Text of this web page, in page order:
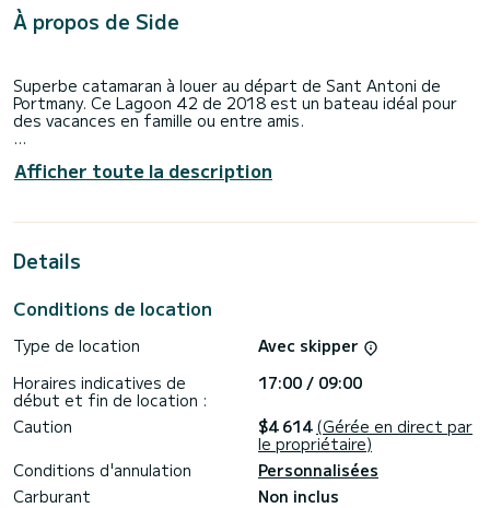
À propos de Side
Superbe catamaran à louer au départ de Sant Antoni de
Portmany. Ce Lagoon 42 de 2018 est un bateau idéal pour
des vacances en famille ou entre amis.
capacité d'embarcation de personnes. Avec une longueur
de Sant Antoni de Portmany
Pour votre confort, Side possède de 3 toilettes avec
Ce bateau est équipé d'une Grand voile lattée et d'un
équipements suivants : Pilote automatique, Moteur
Dessalinisateur, Climatisation, Winch électrique.
Les demandes de réservation et devis sont gérées
directement pas SamBoat. Vous obtiendrez les meilleurs prix
Afficher toute la description
Details
Conditions de location
Type de location
Avec skipper
Horaires indicatives de
début et fin de location :
17:00 / 09:00
Caution
$4 614 (Gérée en direct par
le propriétaire)
Conditions d'annulation
Personnalisées
Carburant
Non inclus